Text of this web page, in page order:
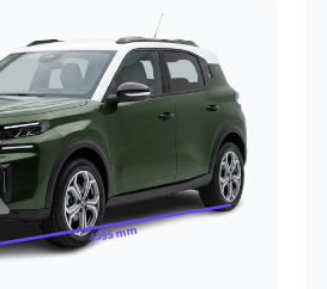
4395 mm